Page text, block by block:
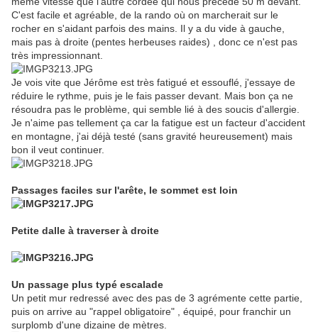
C'est facile et agréable, de la rando où on marcherait sur le
rocher en s'aidant parfois des mains. Il y a du vide à gauche,
mais pas à droite (pentes herbeuses raides) , donc ce n'est pas
très impressionnant.
Je vois vite que Jérôme est très fatigué et essouflé, j'essaye de
réduire le rythme, puis je le fais passer devant. Mais bon ça ne
résoudra pas le problème, qui semble lié à des soucis d'allergie.
Je n'aime pas tellement ça car la fatigue est un facteur d'accident
en montagne, j'ai déjà testé (sans gravité heureusement) mais
bon il veut continuer.
Passages faciles sur l'arête, le sommet est loin
Petite dalle à traverser à droite
Un passage plus typé escalade
Un petit mur redressé avec des pas de 3 agrémente cette partie,
puis on arrive au "rappel obligatoire" , équipé, pour franchir un
surplomb d'une dizaine de mètres.